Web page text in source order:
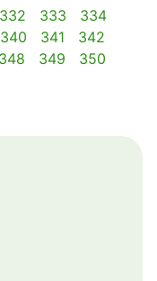
332 333
334
340 341
342
348 349
350